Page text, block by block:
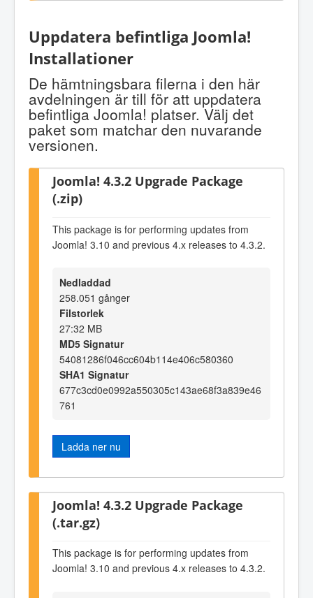
Uppdatera befintliga Joomla!
Installationer
De hämtningsbara filerna i den här
avdelningen är till för att uppdatera
befintliga Joomla! platser. Välj det
paket som matchar den nuvarande
versionen.
Joomla! 4.3.2 Upgrade Package
(.zip)
This package is for performing updates from
Joomla! 3.10 and previous 4.x releases to 4.3.2.
Nedladdad
258.051 gånger
Filstorlek
27:32 MB
MD5 Signatur
54081286f046cc604b114e406c580360
SHA1 Signatur
677c3cd0e0992a550305c143ae68f3a839e46
761
Ladda ner nu
Joomla! 4.3.2 Upgrade Package
(.tar.gz)
This package is for performing updates from
Joomla! 3.10 and previous 4.x releases to 4.3.2.